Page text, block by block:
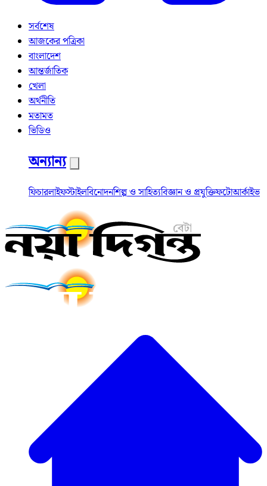
সর্বশেষ
আজকের পত্রিকা
বাংলাদেশ
আন্তর্জাতিক
খেলা
অর্থনীতি
মতামত
ভিডিও
অন্যান্য
ফিচারলাইফস্টাইলবিনোদনশিল্প ও সাহিত্যবিজ্ঞান ও প্রযুক্তিফটোআর্কাইভ